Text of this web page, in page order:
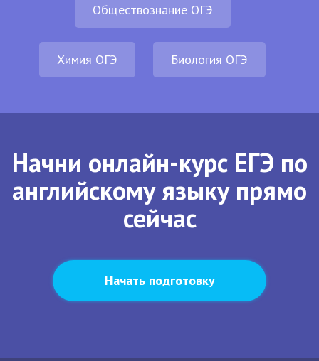
Обществознание ОГЭ
Химия ОГЭ Биология ОГЭ
Начни онлайн-курс ЕГЭ по
английскому языку прямо
сейчас
Начать подготовку